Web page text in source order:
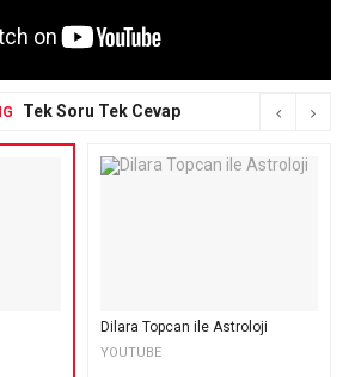
Tek Soru Tek Cevap
Dilara Topcan ile Astroloji
YOUTUBE